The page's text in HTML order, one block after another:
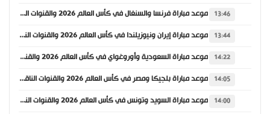
13:46 موعد مباراة فرنسا والسنغال في كأس العالم 2026 والقنوات الناقلة
13:44 موعد مباراة إيران ونيوزيلندا في كأس العالم 2026 والقنوات الناقلة
14:22 موعد مباراة السعودية وأوروغواي في كأس العالم 2026 والقنوات الناقلة
14:05 موعد مباراة بلجيكا ومصر في كأس العالم 2026 والقنوات الناقلة
14:00 موعد مباراة السويد وتونس في كأس العالم 2026 والقنوات الناقلة